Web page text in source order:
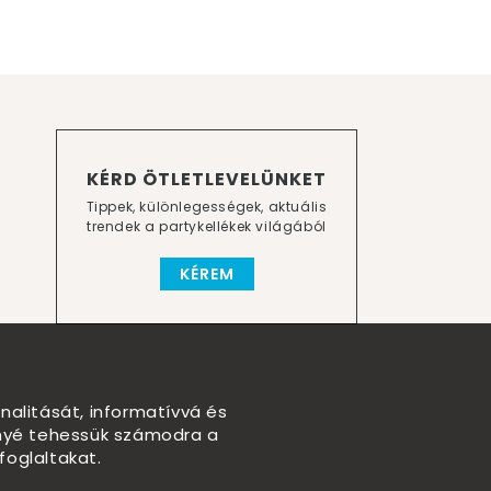
KÉRD ÖTLETLEVELÜNKET
Tippek, különlegességek, aktuális
trendek a partykellékek világából
KÉREM
informatívvá és
tehessük számodra a
foglaltakat.